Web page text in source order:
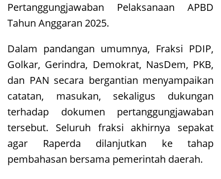
Pertanggungjawaban Pelaksanaan APBD
Tahun Anggaran 2025.
Dalam pandangan umumnya, Fraksi PDIP,
Golkar, Gerindra, Demokrat, NasDem, PKB,
dan PAN secara bergantian menyampaikan
catatan, masukan, sekaligus dukungan
terhadap dokumen pertanggungjawaban
tersebut. Seluruh fraksi akhirnya sepakat
agar Raperda dilanjutkan ke tahap
pembahasan bersama pemerintah daerah.